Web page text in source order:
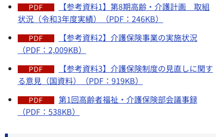
【参考資料1】第8期高齢・介護計画 取組
状況（令和3年度実績）（PDF：246KB）
【参考資料2】介護保険事業の実施状況
（PDF：2,009KB）
【参考資料3】介護保険制度の見直しに関す
る意見（国資料）（PDF：919KB）
第1回高齢者福祉・介護保険部会議事録
（PDF：538KB）